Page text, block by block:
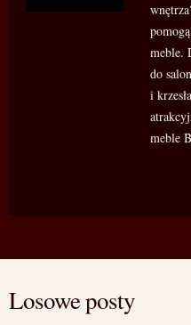
meble.
do
i
meble
Losowe posty